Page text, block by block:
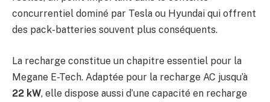
concurrentiel dominé par Tesla ou Hyundai qui offrent
des pack-batteries souvent plus conséquents.
La recharge constitue un chapitre essentiel pour la
Megane E-Tech. Adaptée pour la recharge AC jusqu’à
22 kW, elle dispose aussi d’une capacité en recharge